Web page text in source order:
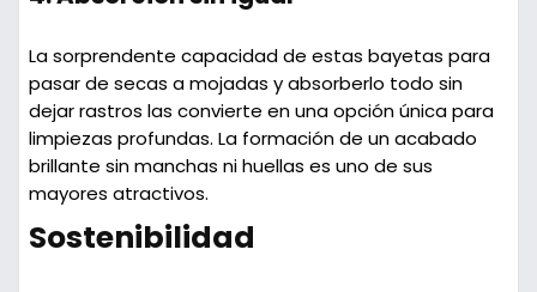
La sorprendente capacidad de estas bayetas para
pasar de secas a mojadas y absorberlo todo sin
dejar rastros las convierte en una opción única para
limpiezas profundas. La formación de un acabado
brillante sin manchas ni huellas es uno de sus
mayores atractivos.
Sostenibilidad